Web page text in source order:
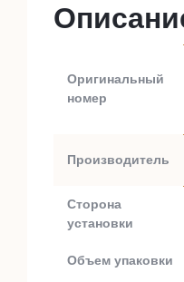
Оригинальный
номер
Производитель
Сторона
установки
Объем упаковки